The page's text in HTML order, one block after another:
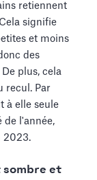
retiennent
signifie
et moins
des
De plus, cela
recul. Par
à elle seule
de l'année,
2023.
sombre et